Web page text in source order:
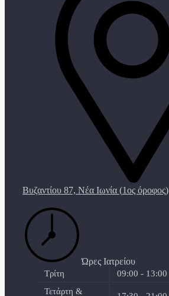
Βυζαντίου 87, Νέα Ιωνία (1ος όροφος)
Ώρες Ιατρείου
Τρίτη
09:00 - 13:00
Τετάρτη &